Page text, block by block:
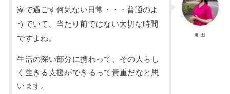
町田
家で過ごす何気ない日常・・・普通のよ
うでいて、当たり前ではない大切な時間
ですよね。
生活の深い部分に携わって、その人らし
く生きる支援ができるって貴重だなと思
います。